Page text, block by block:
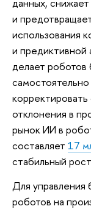
данных,
и
использования
и
делает роботов
отклонения в
рынок ИИ в
составляет 17
стабильный
Для управления
роботов на